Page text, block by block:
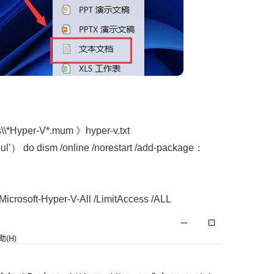
V*.mum 》hyper-v.txt
do dism /online /norestart /add-package：
Hyper-V-All /LimitAccess /ALL